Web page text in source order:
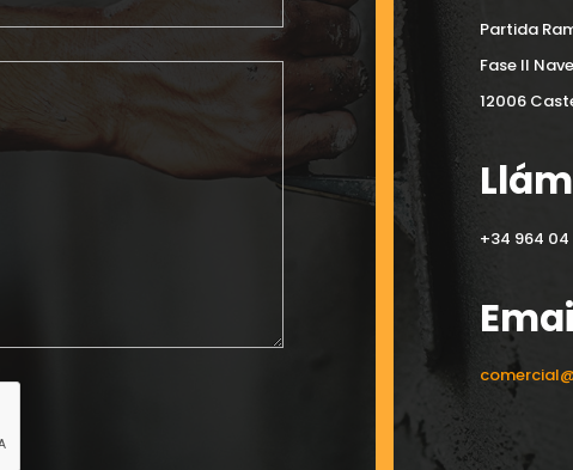
Partida
Fase II
12006
+34 964 04